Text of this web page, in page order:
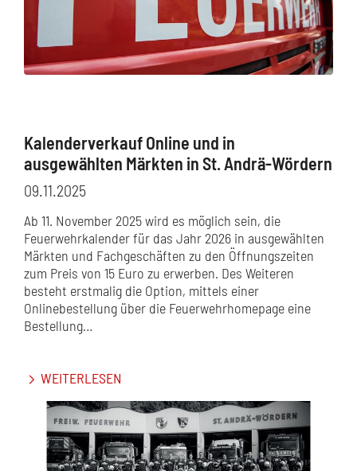
Kalenderverkauf Online und in
ausgewählten Märkten in St. Andrä-Wördern
09.11.2025
Ab 11. November 2025 wird es möglich sein, die
Feuerwehrkalender für das Jahr 2026 in ausgewählten
Märkten und Fachgeschäften zu den Öffnungszeiten
zum Preis von 15 Euro zu erwerben. Des Weiteren
besteht erstmalig die Option, mittels einer
Onlinebestellung über die Feuerwehrhomepage eine
Bestellung…
WEITERLESEN